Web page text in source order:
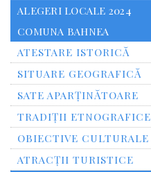
ALEGERI LOCALE 2024
COMUNA BAHNEA
ATESTARE ISTORICĂ
SITUARE GEOGRAFICĂ
SATE APARȚINĂTOARE
TRADIȚII ETNOGRAFICE
OBIECTIVE CULTURALE
ATRACȚII TURISTICE